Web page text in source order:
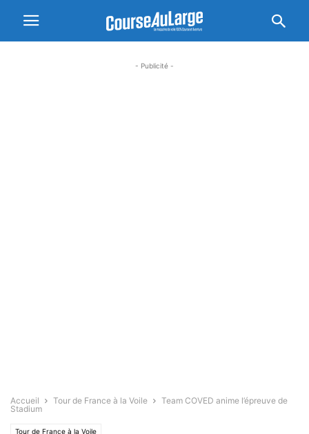
- Publicité -
Accueil Tour de France à la Voile
Team COVED anime l’épreuve de
Stadium
Tour de France à la Voile